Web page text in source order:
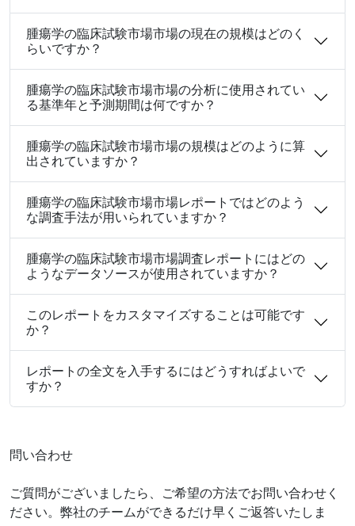
腫瘍学の臨床試験市場市場の現在の規模はどのく
らいですか？
腫瘍学の臨床試験市場市場の分析に使用されてい
る基準年と予測期間は何ですか？
腫瘍学の臨床試験市場市場の規模はどのように算
出されていますか？
腫瘍学の臨床試験市場市場レポートではどのよう
な調査手法が用いられていますか？
腫瘍学の臨床試験市場市場調査レポートにはどの
ようなデータソースが使用されていますか？
このレポートをカスタマイズすることは可能です
か？
レポートの全文を入手するにはどうすればよいで
すか？
問い合わせ
ご質問がございましたら、ご希望の方法でお問い合わせく
ださい。弊社のチームができるだけ早くご返答いたしま